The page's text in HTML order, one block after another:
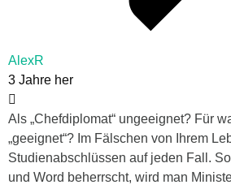
AlexR
3 Jahre her
Als „Chefdiplomat“ ungeeignet? Für
„geeignet“? Im Fälschen von Ihrem
Studienabschlüssen auf jeden Fall.
und Word beherrscht, wird man